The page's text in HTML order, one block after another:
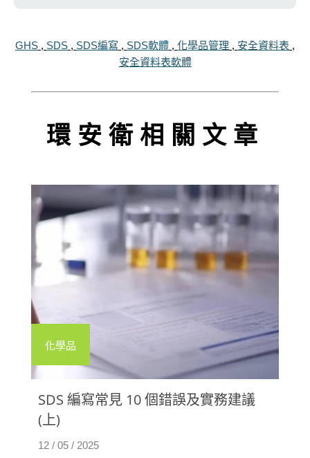
GHS , SDS , SDS編寫 , SDS軟體 , 化學品管理 , 安全資料表 ,
安全資料表軟體
環安衛相關文章
化學品
SDS 編寫常見 10 個錯誤及實務建議
(上)
12 / 05 / 2025